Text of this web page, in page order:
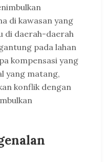
di kawasan yang
di daerah-daerah
pada lahan
kompensasi yang
yang matang,
konflik dengan